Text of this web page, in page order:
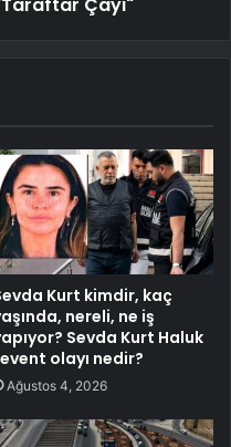
Kurt kimdir, kaç
nereli, ne iş
Sevda Kurt Haluk
olayı nedir?
Ağustos 4, 2026